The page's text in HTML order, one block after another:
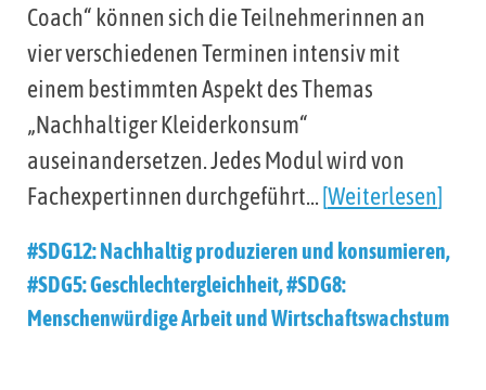
Coach“ können sich die Teilnehmerinnen an
vier verschiedenen Terminen intensiv mit
einem bestimmten Aspekt des Themas
„Nachhaltiger Kleiderkonsum“
auseinandersetzen. Jedes Modul wird von
Fachexpertinnen durchgeführt… Weiterlesen
#SDG12: Nachhaltig produzieren und konsumieren,
#SDG5: Geschlechtergleichheit,#SDG8:
Menschenwürdige Arbeit und Wirtschaftswachstum